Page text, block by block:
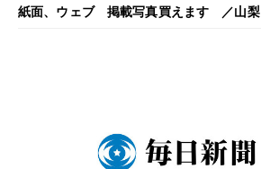
紙面、ウェブ 掲載写真買えます ／山梨